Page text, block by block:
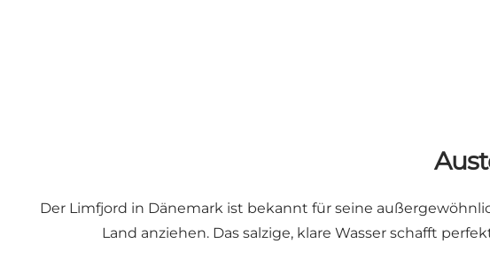
Der Limfjord in Dänemark ist bekannt für seine
Land anziehen. Das salzige, klare Wasser schafft